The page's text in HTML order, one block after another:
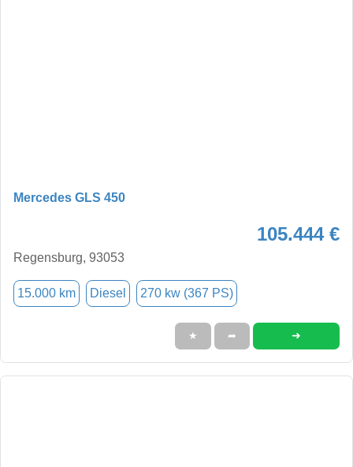
Mercedes GLS 450
105.444 €
Regensburg, 93053
15.000 km Diesel 270 kw (367 PS)
★ ➦ ➜